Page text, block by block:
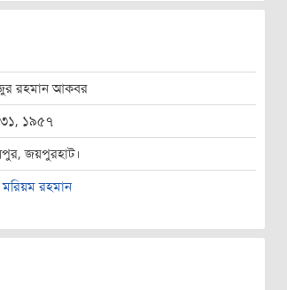
রহমান আকবর
১৯৫৭
জয়পুরহাট।
মরিয়ম রহমান